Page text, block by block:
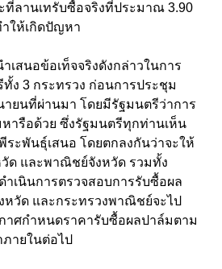
ลานเทรับซื้อจริงที่ประมาณ 3.90
ให้เกิดปัญหา
เสนอข้อเท็จจริงดังกล่าวในการ
ง 3 กระทรวง ก่อนการประชุม
ายนที่ผ่านมา โดยมีรัฐมนตรีว่าการ
ารือด้วย ซึ่งรัฐมนตรีทุกท่านเห็น
ะพันธุ์เสนอ โดยตกลงกันว่าจะให้
ด และพาณิชย์จังหวัด รวมทั้ง
ำเนินการตรวจสอบการรับซื้อผล
วัด และกระทรวงพาณิชย์จะไป
าศกำหนดราคารับซื้อผลปาล์มตาม
ายในต่อไป